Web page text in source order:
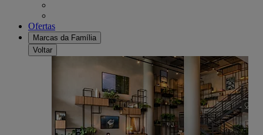
Ofertas
Marcas da Família
Voltar